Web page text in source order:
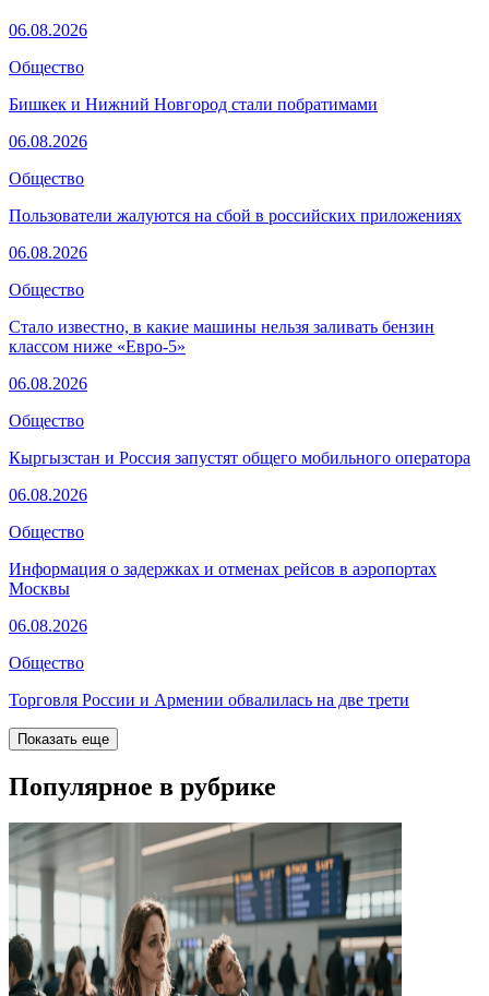
06.08.2026
Общество
Бишкек и Нижний Новгород стали побратимами
06.08.2026
Общество
Пользователи жалуются на сбой в российских приложениях
06.08.2026
Общество
Стало известно, в какие машины нельзя заливать бензин
классом ниже «Евро-5»
06.08.2026
Общество
Кыргызстан и Россия запустят общего мобильного оператора
06.08.2026
Общество
Информация о задержках и отменах рейсов в аэропортах
Москвы
06.08.2026
Общество
Торговля России и Армении обвалилась на две трети
Показать еще
Популярное в рубрике